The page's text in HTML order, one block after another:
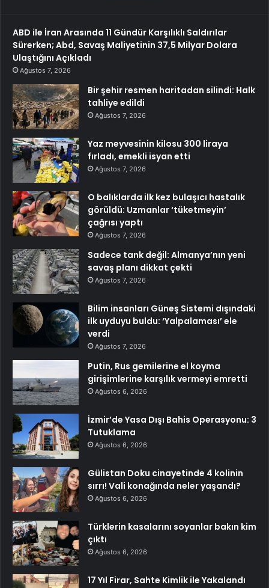
ABD ile İran Arasında 11 Gündür Karşılıklı Saldırılar
Sürerken; Abd, Savaş Maliyetinin 37,5 Milyar Dolara
Ulaştığını Açıkladı
Ağustos 7, 2026
Bir şehir resmen haritadan silindi: Halk
tahliye edildi
Ağustos 7, 2026
Yaz meyvesinin kilosu 300 liraya
fırladı, emekli isyan etti
Ağustos 7, 2026
O balıklarda ilk kez bulaşıcı hastalık
görüldü: Uzmanlar ‘tüketmeyin’
çağrısı yaptı
Ağustos 7, 2026
Sadece tank değil: Almanya’nın yeni
savaş planı dikkat çekti
Ağustos 7, 2026
Bilim insanları Güneş Sistemi dışındaki
ilk uyduyu buldu: ‘Yalpalaması’ ele
verdi
Ağustos 7, 2026
Putin, Rus gemilerine el koyma
girişimlerine karşılık vermeyi emretti
Ağustos 6, 2026
İzmir’de Yasa Dışı Bahis Operasyonu: 3
Tutuklama
Ağustos 6, 2026
Gülistan Doku cinayetinde 4 kolinin
sırrı! Vali konağında neler yaşandı?
Ağustos 6, 2026
Türklerin kasalarını soyanlar bakın kim
çıktı
Ağustos 6, 2026
17 Yıl Firar, Sahte Kimlik ile Yakalandı